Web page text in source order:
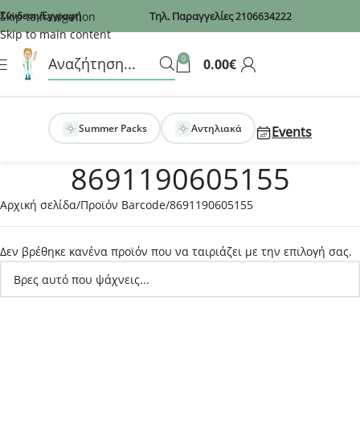
Recaptcha
Skip to navigation
Skip to main content
Σύνδεση/Εγγραφή Τηλ. Παραγγελίες2106634222
0 0.00€
Summer Packs Αντηλιακά Events
8691190605155
Αρχική σελίδα Προϊόν Barcode 8691190605155
Δεν βρέθηκε κανένα προϊόν που να ταιριάζει με την επιλογή σας.